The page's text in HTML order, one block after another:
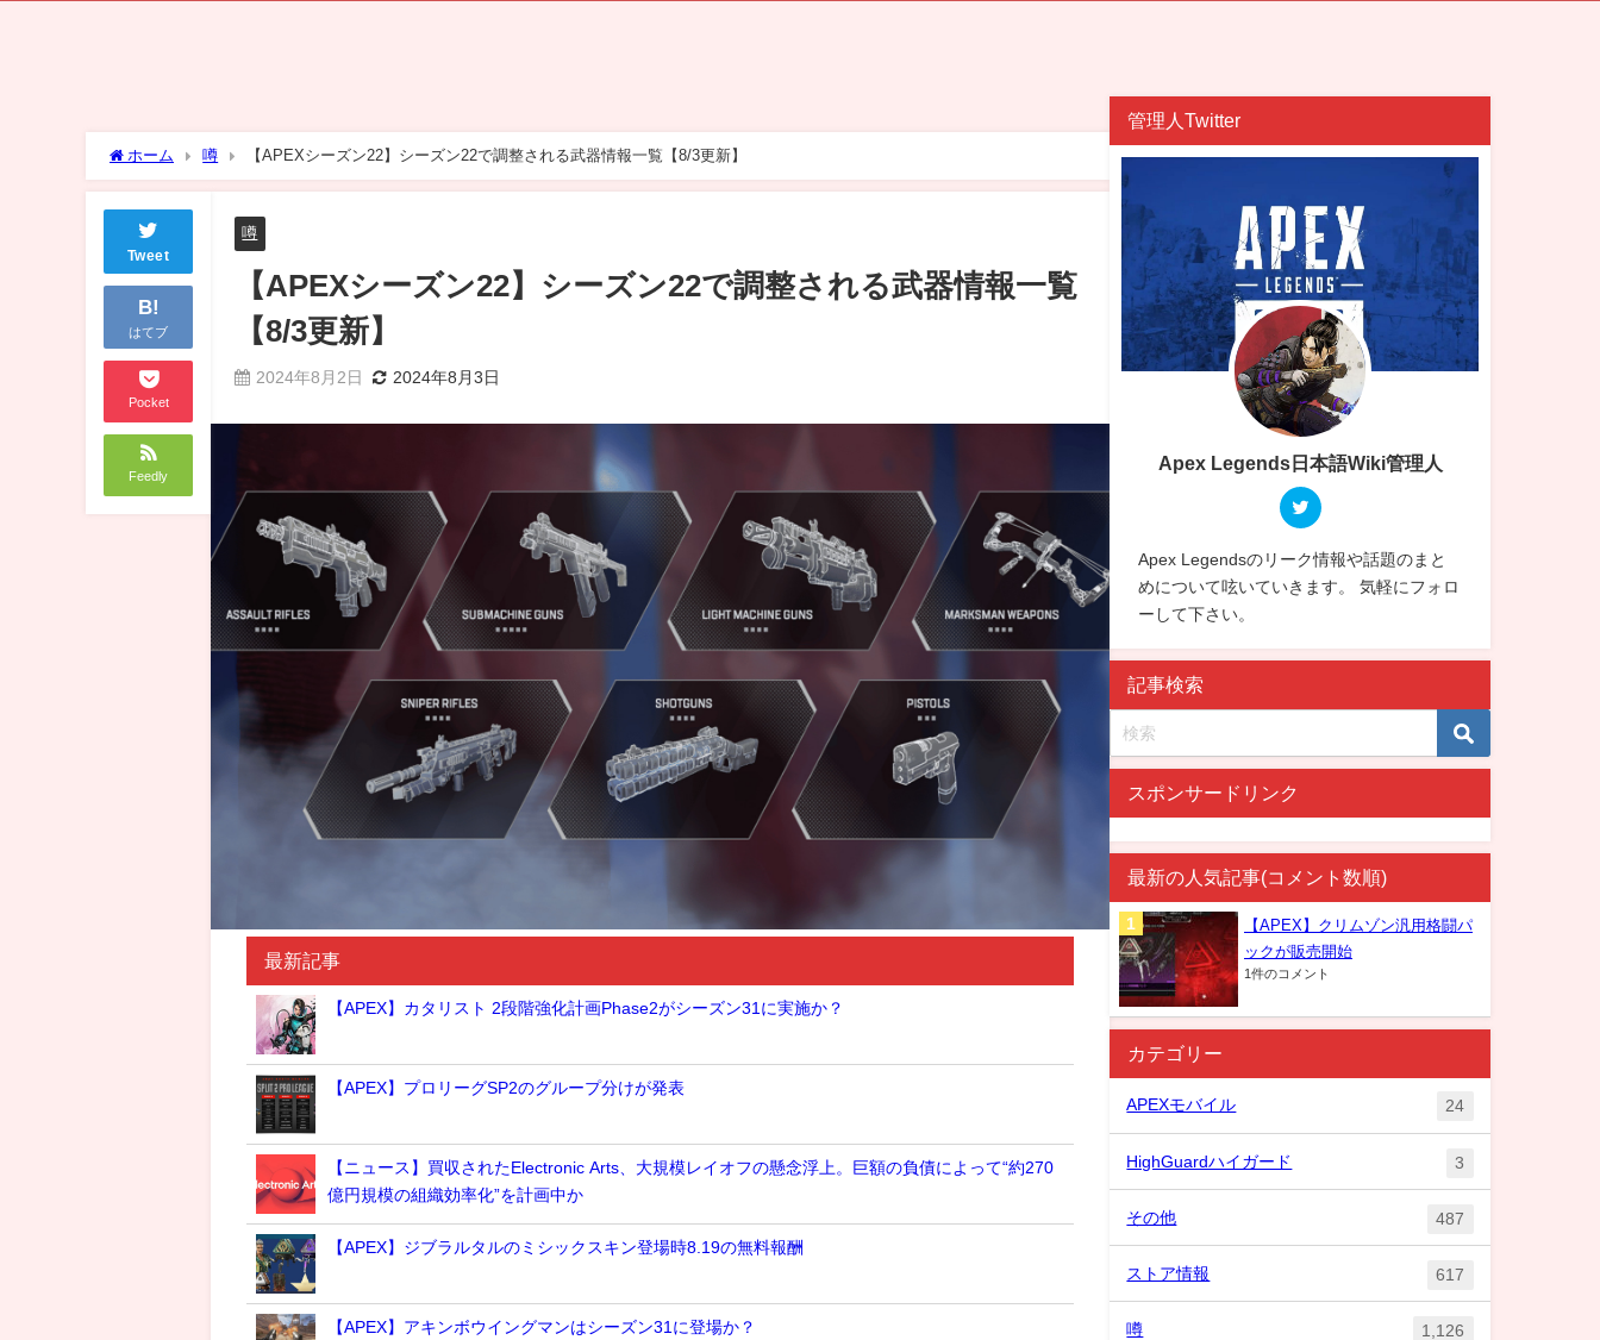
ホーム 噂 【APEXシーズン22】シーズン22で調整される武器情報一覧【8/3更新】
Tweet
B!
はてブ
Pocket
Feedly
噂
【APEXシーズン22】シーズン22で調整される武器情報一覧
【8/3更新】
2024年8月2日 2024年8月3日
最新記事
【APEX】カタリスト 2段階強化計画Phase2がシーズン31に実施か？
【APEX】プロリーグSP2のグループ分けが発表
【ニュース】買収されたElectronic Arts、大規模レイオフの懸念浮上。巨額の負債によって“約270
億円規模の組織効率化”を計画中か
【APEX】ジブラルタルのミシックスキン登場時8.19の無料報酬
【APEX】アキンボウイングマンはシーズン31に登場か？
管理人Twitter
Apex Legends日本語Wiki管理人
Apex Legendsのリーク情報や話題のまと
めについて呟いていきます。 気軽にフォロ
ーして下さい。
記事検索
スポンサードリンク
最新の人気記事(コメント数順)
【APEX】クリムゾン汎用格闘パ
ックが販売開始
1件のコメント
カテゴリー
APEXモバイル 24
HighGuardハイガード 3
その他 487
ストア情報 617
噂 1,126